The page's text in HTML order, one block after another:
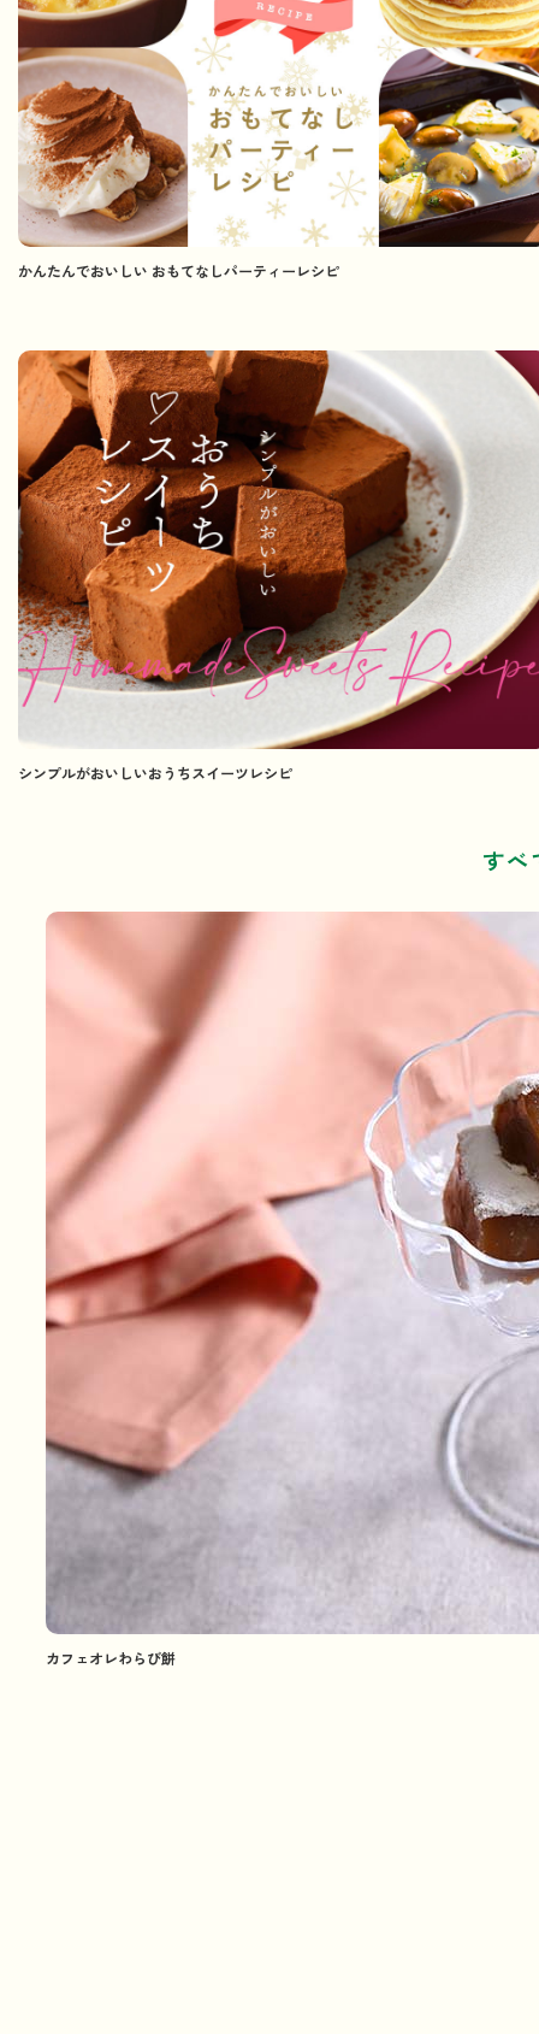
かんたんでおいしい おもてなしパーティーレシピ
シンプルがおいしいおうちスイーツレシピ
すべ
カフェオレわらび餅